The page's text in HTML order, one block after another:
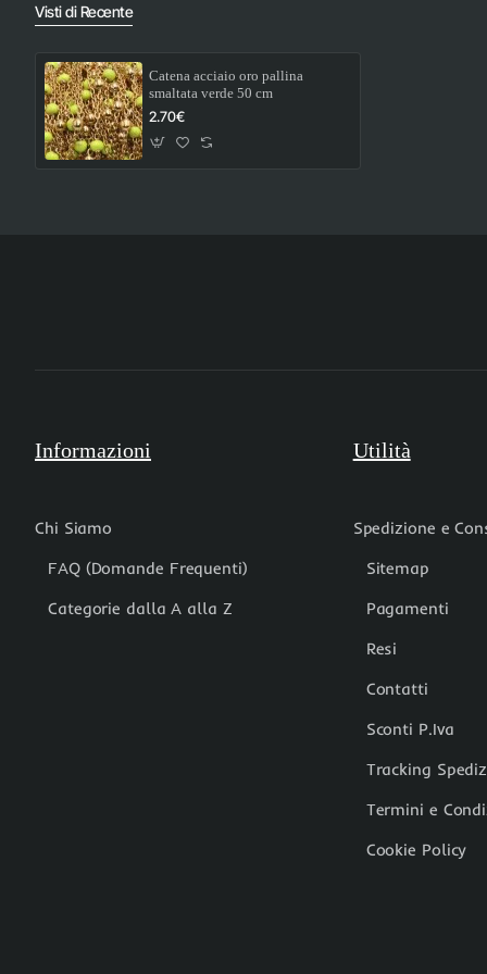
Visti di Recente
Catena acciaio oro pallina
smaltata verde 50 cm
2.70€
Informazioni
Chi Siamo
FAQ (Domande Frequenti)
Categorie dalla A alla Z
Utilità
Spedizione e
Sitemap
Pagamenti
Resi
Contatti
Sconti P.Iva
Tracking
Termini e
Cookie Policy